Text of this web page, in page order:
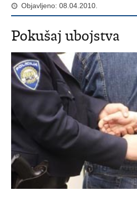
Objavljeno: 08.04.2010.
Pokušaj ubojstva